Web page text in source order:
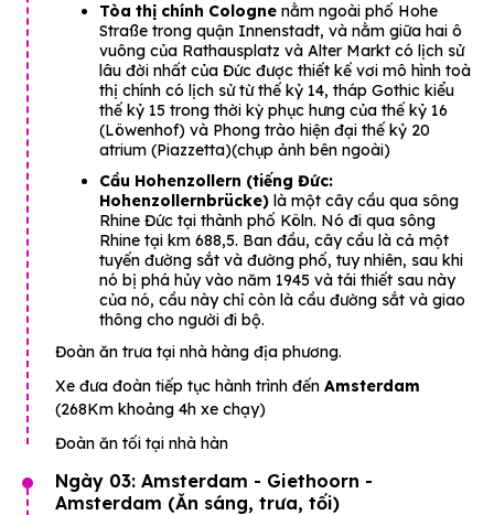
Tòa thị chính Cologne nằm ngoài phố Hohe
Straße trong quận Innenstadt, và nằm giữa hai ô
vuông của Rathausplatz và Alter Markt có lịch sử
lâu đời nhất của Đức được thiết kế vơi mô hình toà
thị chính có lịch sử từ thế kỷ 14, tháp Gothic kiểu
thế kỷ 15 trong thời kỳ phục hưng của thế kỷ 16
(Löwenhof) và Phong trào hiện đại thế kỷ 20
atrium (Piazzetta)(chụp ảnh bên ngoài)
Cầu Hohenzollern (tiếng Đức:
Hohenzollernbrücke) là một cây cầu qua sông
Rhine Đức tại thành phố Köln. Nó đi qua sông
Rhine tại km 688,5. Ban đầu, cây cầu là cả một
tuyến đường sắt và đường phố, tuy nhiên, sau khi
nó bị phá hủy vào năm 1945 và tái thiết sau này
của nó, cầu này chỉ còn là cầu đường sắt và giao
thông cho người đi bộ.
Đoàn ăn trưa tại nhà hàng địa phương.
Xe đưa đoàn tiếp tục hành trình đến Amsterdam
(268Km khoảng 4h xe chạy)
Đoàn ăn tối tại nhà hàn
Ngày 03: Amsterdam - Giethoorn -
Amsterdam (Ăn sáng, trưa, tối)